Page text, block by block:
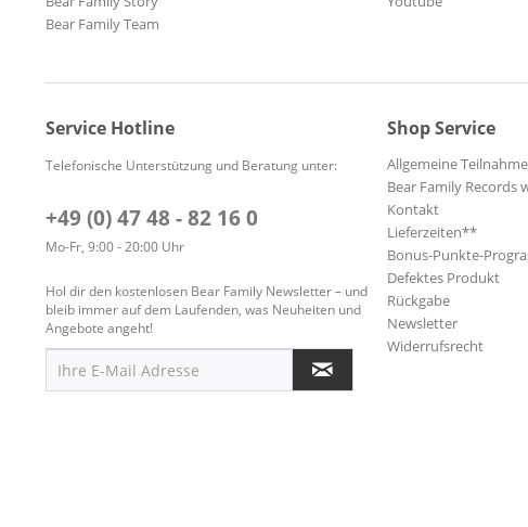
Bear Family Team
Service Hotline
Telefonische Unterstützung und Beratung unter:
+49 (0) 47 48 - 82 16 0
Mo-Fr, 9:00 - 20:00 Uhr
Hol dir den kostenlosen Bear Family Newsletter – und
bleib immer auf dem Laufenden, was Neuheiten und
Angebote angeht!
Shop Service
Allgemeine
Bear Family Records
Kontakt
Lieferzeiten**
Bonus-Punkte-
Defektes Produkt
Rückgabe
Newsletter
Widerrufsrecht